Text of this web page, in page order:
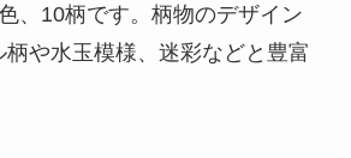
、10柄です。柄物のデザイン
や水玉模様、迷彩などと豊富